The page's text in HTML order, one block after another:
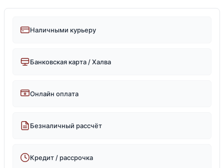
Наличными курьеру
Банковская карта / Халва
Онлайн оплата
Безналичный рассчёт
Кредит / рассрочка